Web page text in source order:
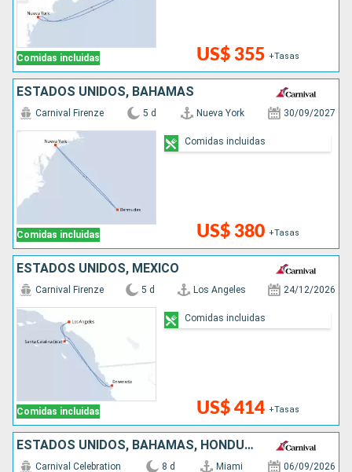
Comidas incluidas US$ 355 +Tasas
ESTADOS UNIDOS, BAHAMAS
Comidas incluidas
Carnival Firenze 5 d Nueva York 30/09/2027
US$ 380 +Tasas
Comidas incluidas
ESTADOS UNIDOS, MÉXICO
Comidas incluidas
Carnival Firenze 5 d Los Angeles 24/12/2026
US$ 414 +Tasas
Comidas incluidas
ESTADOS UNIDOS, BAHAMAS, HONDURAS, MÉXICO
Carnival Celebration 8 d Miami 06/09/2026